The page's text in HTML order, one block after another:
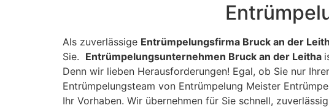
Als zuverlässige Entrümpelungsfirma Bruck an der
Sie. Entrümpelungsunternehmen Bruck an der Leitha
Denn wir lieben Herausforderungen! Egal, ob Sie nur
Entrümpelungsteam von Entrümpelung Meister
Ihr Vorhaben. Wir übernehmen für Sie schnell,